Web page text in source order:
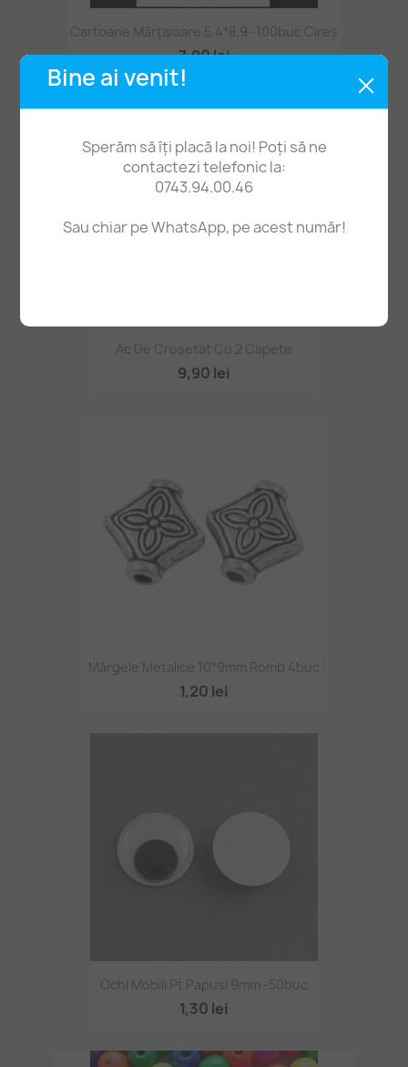
Bine ai venit!
Sperăm să îți placă la noi! Poți să ne
contactezi telefonic la:
0743.94.00.46
Sau chiar pe WhatsApp, pe acest număr!
Cartoane Mărțișoare 5.4*8.9 -100buc Cireș
7,90 lei
Ac De Croșetat Cu 2 Capete
9,90 lei
Mărgele Metalice 10*9mm Romb 4buc
1,20 lei
Ochi Mobili Pt Papuși 9mm -50buc
1,30 lei